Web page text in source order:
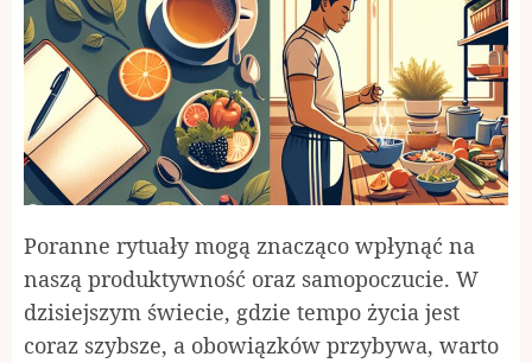
Poranne rytuały mogą znacząco wpłynąć na
naszą produktywność oraz samopoczucie. W
dzisiejszym świecie, gdzie tempo życia jest
coraz szybsze, a obowiązków przybywa, warto